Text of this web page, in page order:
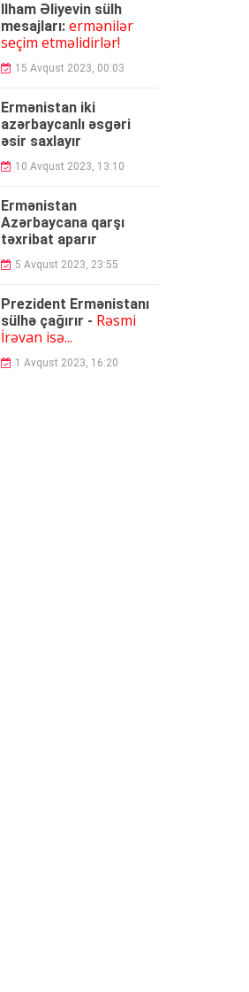
İlham Əliyevin sülh
mesajları: ermənilər
seçim etməlidirlər!
15 Avqust 2023, 00:03
Ermənistan iki
azərbaycanlı əsgəri
əsir saxlayır
10 Avqust 2023, 13:10
Ermənistan
Azərbaycana qarşı
təxribat aparır
5 Avqust 2023, 23:55
Prezident Ermənistanı
sülhə çağırır - Rəsmi
İrəvan isə...
1 Avqust 2023, 16:20